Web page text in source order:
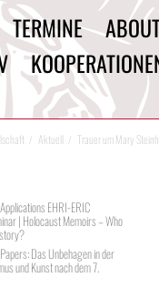
TERMINE
Aktuell Trauer um Mary
EHRI-ERIC
| Holocaust Memoirs – Who
Das Unbehagen in der
und Kunst nach dem 7.